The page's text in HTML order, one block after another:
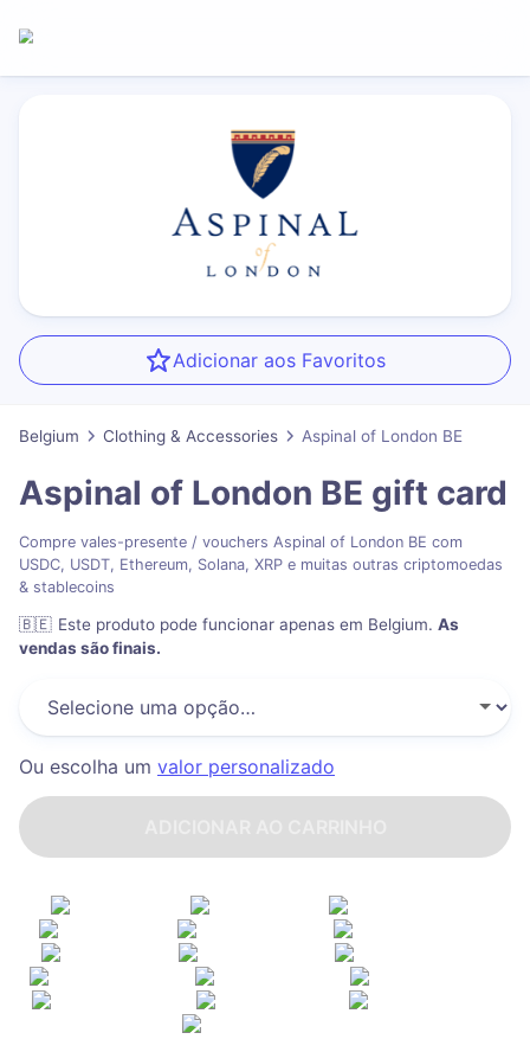
Adicionar aos Favoritos
Belgium Clothing & Accessories Aspinal of London BE
Aspinal of London BE gift card
Compre vales-presente / vouchers Aspinal of London BE com
USDC, USDT, Ethereum, Solana, XRP e muitas outras criptomoedas
& stablecoins
🇧🇪 Este produto pode funcionar apenas em Belgium. As
vendas são finais.
Ou escolha um valor personalizado